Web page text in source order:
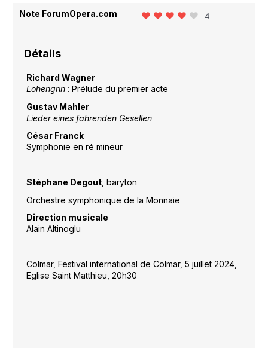
Note ForumOpera.com 4
Détails
Richard Wagner
Lohengrin: Prélude du premier acte
Gustav Mahler
Lieder eines fahrenden Gesellen
César Franck
Symphonie en ré mineur
Stéphane Degout, baryton
Orchestre symphonique de la Monnaie
Direction musicale
Alain Altinoglu
Colmar, Festival international de Colmar, 5 juillet 2024,
Eglise Saint Matthieu, 20h30